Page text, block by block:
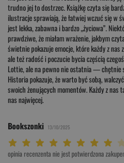
trudno jej to dostrzec. Książkę czyta się
ilustracje sprawiają, że łatwiej wczuć się w
jest lekka, zabawna i bardzo „życiowa”.
prawdziwe, że miałam wrażenie, jakbym
świetnie pokazuje emocje, które każdy z
ale też radość i poczucie bycia częścią
Lottie, ale na pewno nie ostatnia — chętnie
Historia pokazuje, że warto być sobą,
swoich żenujących momentów. Każdy z nas
nas najwięcej.
Bookszonki 13/10/2025
Twoja
Twoja
Twoja ocena:
Twoja ocena:
Twoja ocena: Może być 4/
Twoja ocena: Słaba 3/10"
Twoja ocena: Bardzo słaba 2/10"
Twoja ocena: Beznadziejna 1/10"
opinia recenzenta nie jest potwierdzona